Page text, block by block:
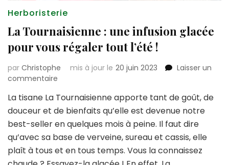
Herboristerie
La Tournaisienne : une infusion glacée
pour vous régaler tout l’été !
par Christophe mis à jour le 20 juin 2023
Laisser un
commentaire
Tournaisienne
:
une
infusion
glacée
pour
La tisane La Tournaisienne apporte tant de goût, de
douceur et de bienfaits qu’elle est devenue notre
best-seller en quelques mois à peine. Il faut dire
qu’avec sa base de verveine, sureau et cassis, elle
plaît à tous et en tous temps. Vous la connaissez